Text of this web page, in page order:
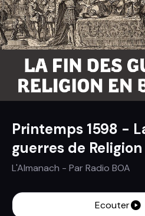
Printemps 1598 -
guerres de
L'Almanach - ParRadio BOA
Ecouter